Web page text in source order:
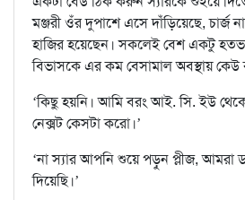
মঞ্জরী ওঁর দুপাশে এসে দাঁড়িয়েছে, চার্জ
হাজির হয়েছেন। সকলেই বেশ একটু
বিভাসকে এর কম বেসামাল অবস্থায়
‘কিছু হয়নি। আমি বরং আই. সি. ইউ
নেক্সট কেসটা করো।’
‘না স্যার আপনি শুয়ে পড়ুন প্লীজ, আমরা
দিয়েছি।’